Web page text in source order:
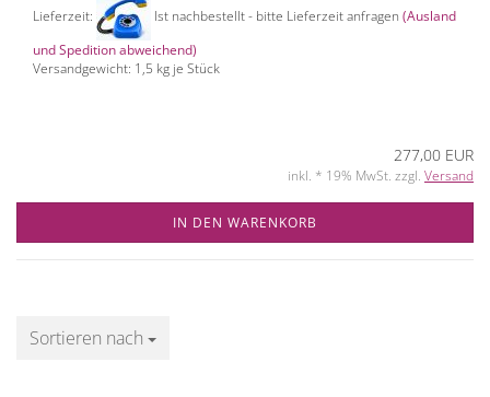
Lieferzeit:
Ist nachbestellt - bitte Lieferzeit anfragen (Ausland
und Spedition abweichend)
Versandgewicht: 1,5 kg je Stück
277,00 EUR
inkl. * 19% MwSt. zzgl. Versand
IN DEN WARENKORB
Sortieren nach
Sortieren nach